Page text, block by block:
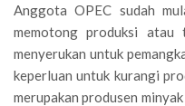
Anggota OPEC sudah
memotong produksi atau
menyerukan untuk
keperluan untuk kurangi
merupakan produsen